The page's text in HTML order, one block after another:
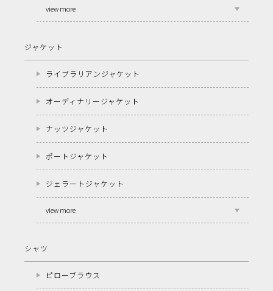
view more
ジャケット
ライブラリアンジャケット
オーディナリージャケット
ナッツジャケット
ポートジャケット
ジェラートジャケット
view more
シャツ
ピローブラウス